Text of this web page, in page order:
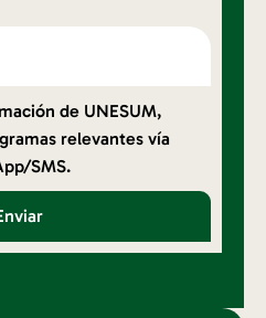
de UNESUM,
relevantes vía
SMS.